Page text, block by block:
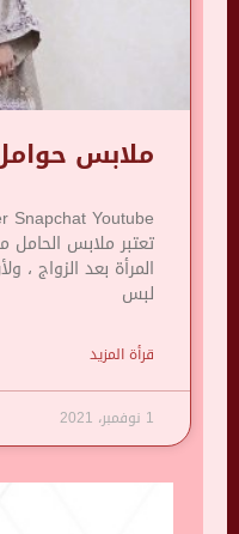
ملابس
تعتبر ملابس
المرأة بعد الزواج ،
لبس
قرأة المزيد
1 نوفمبر، 2021